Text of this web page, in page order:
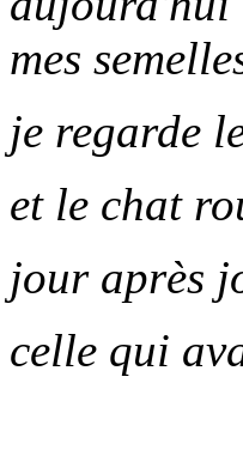
mes
je regarde
et le chat
jour après
celle qui